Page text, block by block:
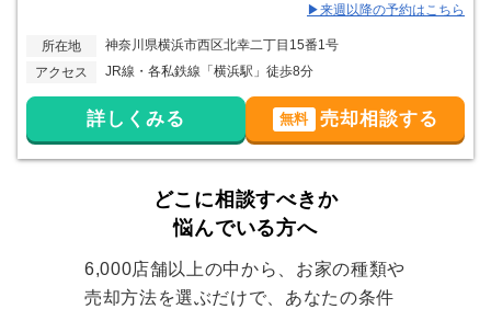
▶来週以降の予約はこちら
所在地
神奈川県横浜市西区北幸二丁目15番1号
アクセス
JR線・各私鉄線「横浜駅」徒歩8分
詳しくみる 無料 売却相談する
どこに相談すべきか
悩んでいる方へ
6,000店舗以上の中から、お家の種類や
売却方法を選ぶだけで、あなたの条件